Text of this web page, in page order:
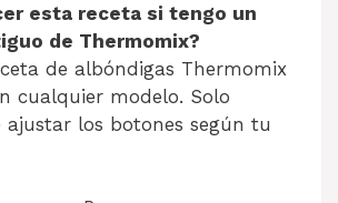
esta receta si tengo un
de Thermomix?
de albóndigas Thermomix
cualquier modelo. Solo
ajustar los botones según tu